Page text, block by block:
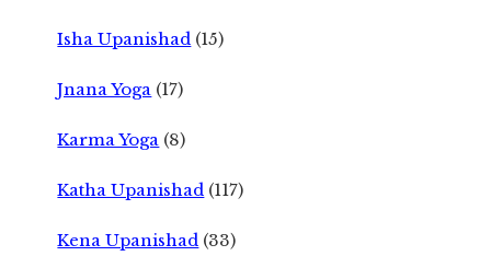
Isha Upanishad (15)
Jnana Yoga (17)
Karma Yoga (8)
Katha Upanishad (117)
Kena Upanishad (33)